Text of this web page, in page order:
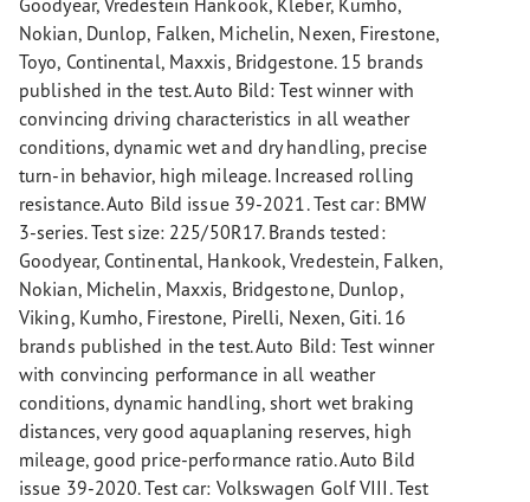
Nokian, Dunlop, Falken, Michelin, Nexen, Firestone,
Toyo, Continental, Maxxis, Bridgestone. 15 brands
published in the test. Auto Bild: Test winner with
convincing driving characteristics in all weather
conditions, dynamic wet and dry handling, precise
turn-in behavior, high mileage. Increased rolling
resistance. Auto Bild issue 39-2021. Test car: BMW
3-series. Test size: 225/50R17. Brands tested:
Goodyear, Continental, Hankook, Vredestein, Falken,
Nokian, Michelin, Maxxis, Bridgestone, Dunlop,
Viking, Kumho, Firestone, Pirelli, Nexen, Giti. 16
brands published in the test. Auto Bild: Test winner
with convincing performance in all weather
conditions, dynamic handling, short wet braking
distances, very good aquaplaning reserves, high
mileage, good price-performance ratio. Auto Bild
issue 39-2020. Test car: Volkswagen Golf VIII. Test